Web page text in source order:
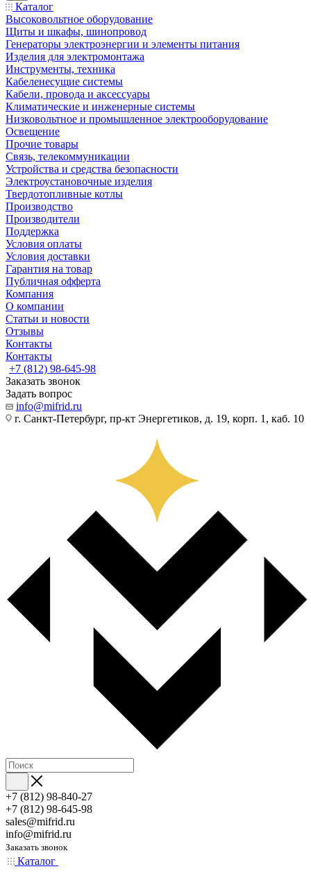
Каталог
Высоковольтное оборудование
Щиты и шкафы, шинопровод
Генераторы электроэнергии и элементы питания
Изделия для электромонтажа
Инструменты, техника
Кабеленесущие системы
Кабели, провода и аксессуары
Климатические и инженерные системы
Низковольтное и промышленное электрооборудование
Освещение
Прочие товары
Связь, телекоммуникации
Устройства и средства безопасности
Электроустановочные изделия
Твердотопливные котлы
Производство
Производители
Поддержка
Условия оплаты
Условия доставки
Гарантия на товар
Публичная офферта
Компания
О компании
Статьи и новости
Отзывы
Контакты
Контакты
+7 (812) 98-645-98
Заказать звонок
Задать вопрос
info@mifrid.ru
г. Санкт-Петербург, пр-кт Энергетиков, д. 19, корп. 1, каб. 10
+7 (812) 98-840-27
+7 (812) 98-645-98
sales@mifrid.ru
info@mifrid.ru
Заказать звонок
Каталог